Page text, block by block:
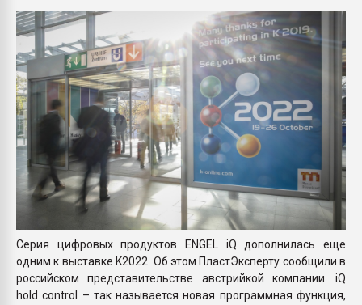
ПЕРЕЙТИ НА
Серия цифровых продуктов ЕNGEL iQ дополнилась еще
одним к выставке K2022. Об этом ПластЭксперту сообщили в
российском представительстве австрийкой компании. iQ
hold control – так называется новая программная функция,